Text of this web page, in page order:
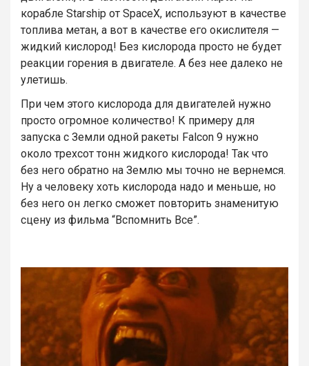
корабле Starship от SpaceX, используют в качестве
топлива метан, а вот в качестве его окислителя —
жидкий кислород! Без кислорода просто не будет
реакции горения в двигателе. А без нее далеко не
улетишь.
При чем этого кислорода для двигателей нужно
просто огромное количество! К примеру для
запуска с Земли одной ракеты Falcon 9 нужно
около трехсот тонн жидкого кислорода! Так что
без него обратно на Землю мы точно не вернемся.
Ну а человеку хоть кислорода надо и меньше, но
без него он легко сможет повторить знаменитую
сцену из фильма “Вспомнить Все”.